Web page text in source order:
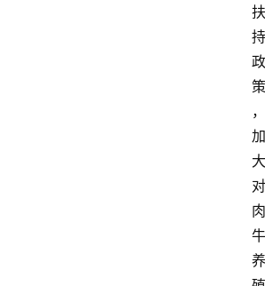
扶
持
政
策
，
加
大
对
肉
牛
养